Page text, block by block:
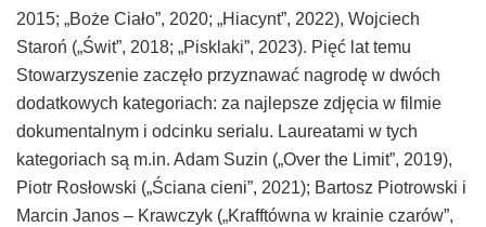
2015; „Boże Ciało”, 2020; „Hiacynt”, 2022), Wojciech
Staroń („Świt”, 2018; „Pisklaki”, 2023). Pięć lat temu
Stowarzyszenie zaczęło przyznawać nagrodę w dwóch
dodatkowych kategoriach: za najlepsze zdjęcia w filmie
dokumentalnym i odcinku serialu. Laureatami w tych
kategoriach są m.in. Adam Suzin („Over the Limit”, 2019),
Piotr Rosłowski („Ściana cieni”, 2021); Bartosz Piotrowski i
Marcin Janos – Krawczyk („Krafftówna w krainie czarów”,